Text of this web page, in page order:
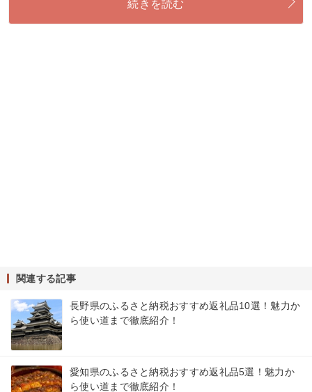
続きを読む
関連する記事
長野県のふるさと納税おすすめ返礼品10選！魅力か
ら使い道まで徹底紹介！
愛知県のふるさと納税おすすめ返礼品5選！魅力か
ら使い道まで徹底紹介！